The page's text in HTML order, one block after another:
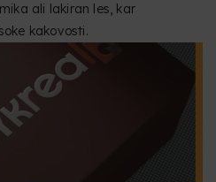
ali lakiran les, kar
kakovosti.